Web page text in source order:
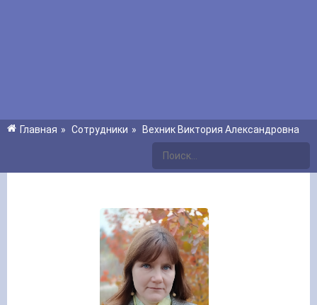
Главная » Сотрудники » Вехник Виктория Александровна